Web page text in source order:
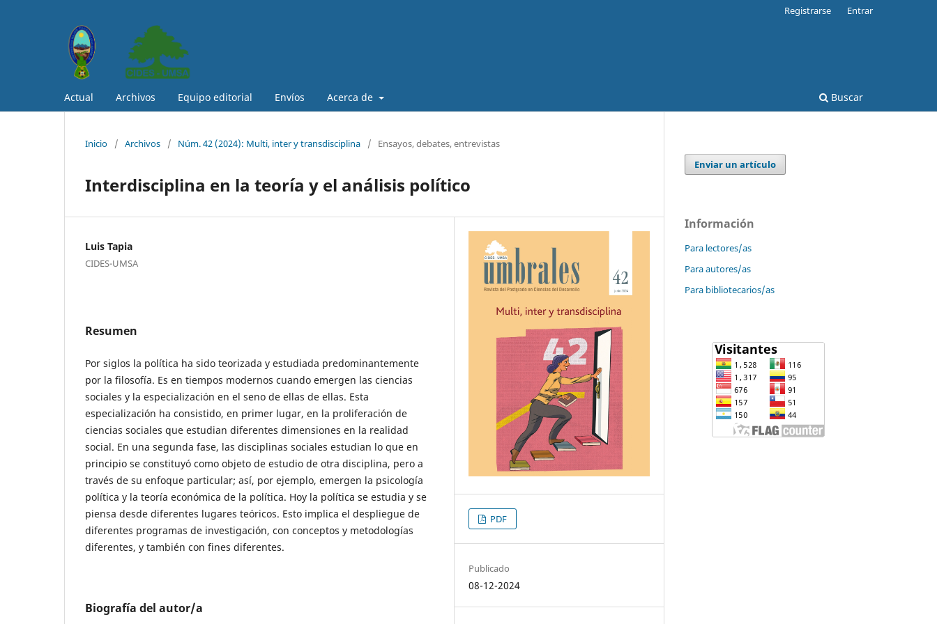
Actual Archivos Equipo editorial Envíos Acerca de Buscar
Registrarse Entrar
Inicio / Archivos / Núm. 42 (2024): Multi, inter y transdisciplina / Ensayos, debates, entrevistas
Interdisciplina en la teoría y el análisis político
Luis Tapia
CIDES-UMSA
Resumen
Por siglos la política ha sido teorizada y estudiada predominantemente
por la filosofía. Es en tiempos modernos cuando emergen las ciencias
sociales y la especialización en el seno de ellas de ellas. Esta
especialización ha consistido, en primer lugar, en la proliferación de
ciencias sociales que estudian diferentes dimensiones en la realidad
social. En una segunda fase, las disciplinas sociales estudian lo que en
principio se constituyó como objeto de estudio de otra disciplina, pero a
través de su enfoque particular; así, por ejemplo, emergen la psicología
política y la teoría económica de la política. Hoy la política se estudia y se
piensa desde diferentes lugares teóricos. Esto implica el despliegue de
diferentes programas de investigación, con conceptos y metodologías
diferentes, y también con fines diferentes.
Biografía del autor/a
PDF
Publicado
08-12-2024
Enviar un artículo
Información
Para lectores/as
Para autores/as
Para bibliotecarios/as